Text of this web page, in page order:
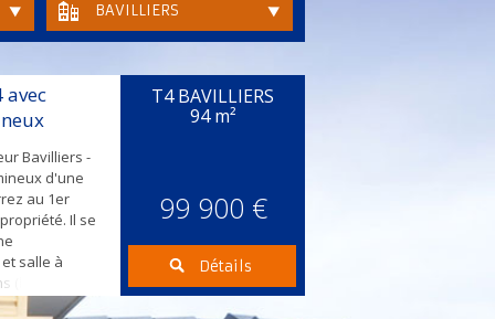
BAVILLIERS
Bavilliers -
d'une
au 1er
Il se
salle à
(baignoire) et
collectif gaz ,
T4 BAVILLIERS
94 m²
99 900 €
Détails